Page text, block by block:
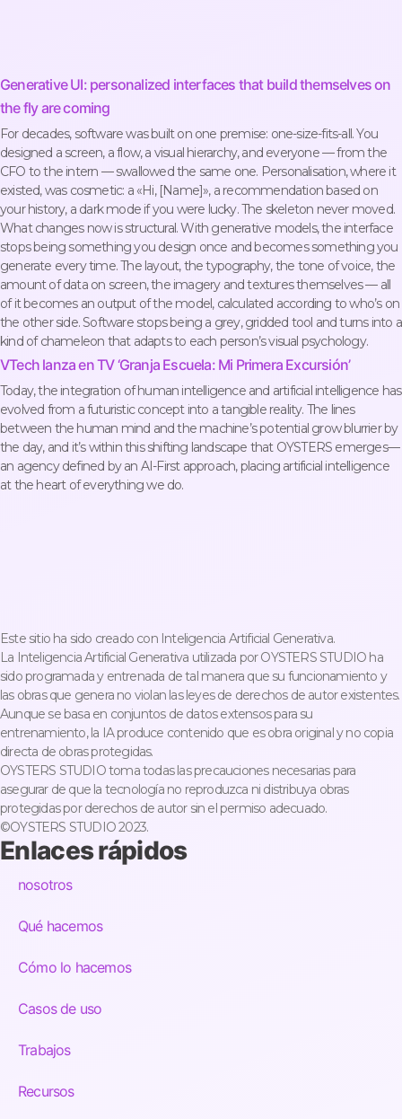
Generative UI: personalized interfaces that build themselves on
the fly are coming
For decades, software was built on one premise: one-size-fits-all. You
designed a screen, a flow, a visual hierarchy, and everyone — from the
CFO to the intern — swallowed the same one. Personalisation, where it
existed, was cosmetic: a «Hi, [Name]», a recommendation based on
your history, a dark mode if you were lucky. The skeleton never moved.
What changes now is structural. With generative models, the interface
stops being something you design once and becomes something you
generate every time. The layout, the typography, the tone of voice, the
amount of data on screen, the imagery and textures themselves — all
of it becomes an output of the model, calculated according to who’s on
the other side. Software stops being a grey, gridded tool and turns into a
kind of chameleon that adapts to each person’s visual psychology.
VTech lanza en TV ‘Granja Escuela: Mi Primera Excursión’
Today, the integration of human intelligence and artificial intelligence has
evolved from a futuristic concept into a tangible reality. The lines
between the human mind and the machine’s potential grow blurrier by
the day, and it’s within this shifting landscape that OYSTERS emerges—
an agency defined by an AI-First approach, placing artificial intelligence
at the heart of everything we do.
Este sitio ha sido creado con Inteligencia Artificial Generativa.
La Inteligencia Artificial Generativa utilizada por OYSTERS STUDIO ha
sido programada y entrenada de tal manera que su funcionamiento y
las obras que genera no violan las leyes de derechos de autor existentes.
Aunque se basa en conjuntos de datos extensos para su
entrenamiento, la IA produce contenido que es obra original y no copia
directa de obras protegidas.
OYSTERS STUDIO toma todas las precauciones necesarias para
asegurar de que la tecnología no reproduzca ni distribuya obras
protegidas por derechos de autor sin el permiso adecuado.
©OYSTERS STUDIO 2023.
Enlaces rápidos
nosotros
Qué hacemos
Cómo lo hacemos
Casos de uso
Trabajos
Recursos